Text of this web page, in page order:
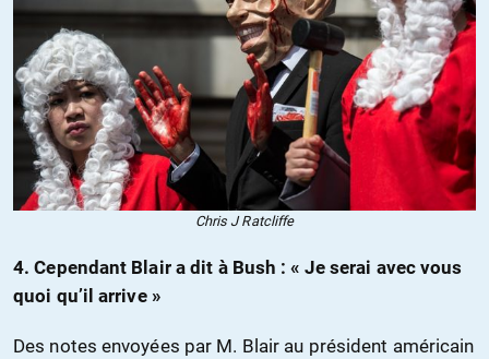
Chris J Ratcliffe
4. Cependant Blair a dit à Bush : « Je serai avec vous
quoi qu’il arrive »
Des notes envoyées par M. Blair au président américain